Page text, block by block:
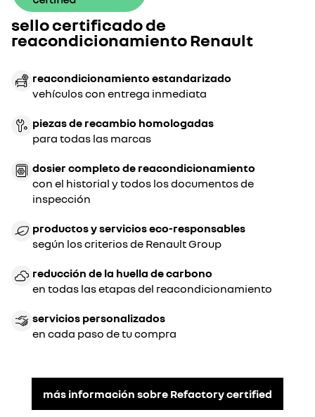
sello certificado de
reacondicionamiento Renault
reacondicionamiento estandarizado
vehículos con entrega inmediata
piezas de recambio homologadas
para todas las marcas
dosier completo de reacondicionamiento
con el historial y todos los documentos de
inspección
productos y servicios eco-responsables
según los criterios de Renault Group
reducción de la huella de carbono
en todas las etapas del reacondicionamiento
servicios personalizados
en cada paso de tu compra
más información sobre Refactory certified